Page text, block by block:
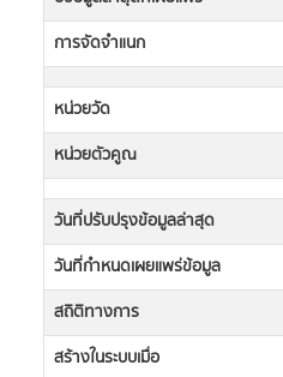
การจัดจำแนก
หน่วยวัด
หน่วยตัวคูณ
วันที่ปรับปรุงข้อมูลล่าสุด
วันที่กำหนดเผยแพร่ข้อมูล
สถิติทางการ
สร้างในระบบเมื่อ